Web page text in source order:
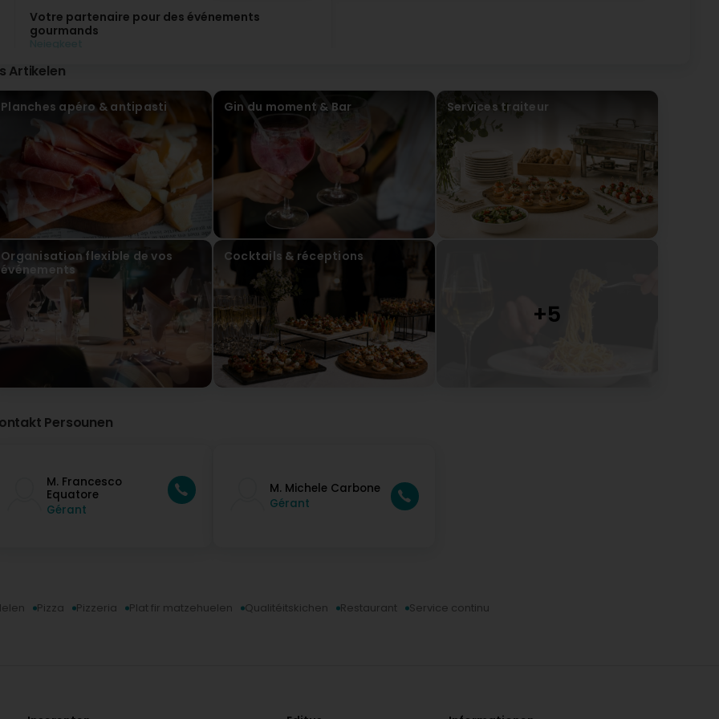
Votre partenaire pour des événements
gourmands
Restaurant-Bar Il Punto à Luxembourg vous
accompagne dans tous vos événements, privés
comme professionnels.
Cocktails, service traiteur, anniversaires, fêtes
d’entreprise ou moments entre proches : notre
équipe met tout son savoir-faire et sa passion de la
cuisine italienne au service de vos envies.
Buffets, repas assis ou formules conviviales, chaque
prestation est pensée sur mesure pour s’adapter à
votre événement. Offrez également à vos invités
une expérience typiquement italienne avec notre
Aperitivo Italiano, ou optez pour des cocktails
élégants lors de vos réceptions et vernissages.
Nous organisons vos événements dans notre
restaurant ou sur le lieu de votre choix, avec des
solutions flexibles, y compris en soirée ou le
dimanche pour les groupes.
Faites de chaque occasion un moment convivial et
gourmand avec Il Punto.
Artikelen
Planches apéro & antipasti Gin du moment & Bar Services traiteur
Organisation flexible de vos
événements
Cocktails & réceptions
Persounen
M. Francesco
Equatore
Gérant
M. Michele Carbone
Gérant
Pizza Pizzeria Plat fir matzehuelen Qualitéitskichen Restaurant Service continu